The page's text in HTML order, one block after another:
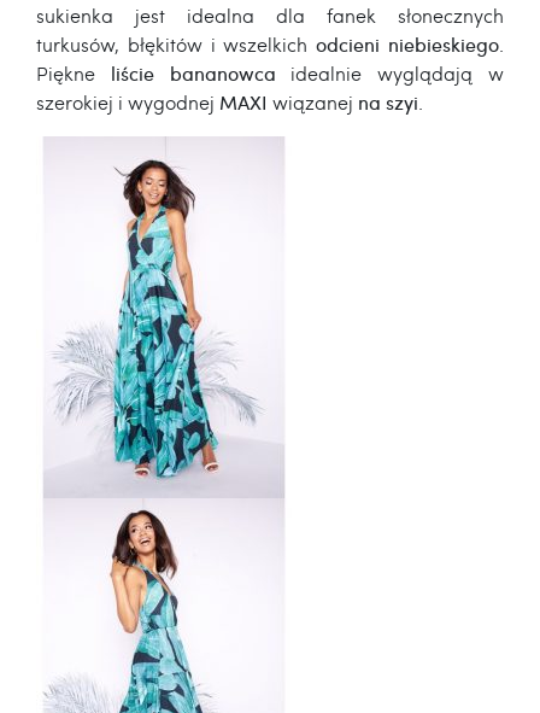
sukienka jest idealna dla fanek słonecznych
turkusów, błękitów i wszelkichodcieni niebieskiego
Piękne liście bananowca idealnie wyglądają w
szerokiej i wygodnej MAXI wiązanej na szyi